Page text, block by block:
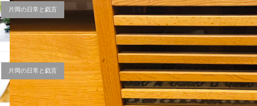
片岡の日常と戯言
片岡とピン球と
HAPPYBIRTHDAY
2025年9月17日
片岡の日常と戯言 無駄使い
2025年8月28日